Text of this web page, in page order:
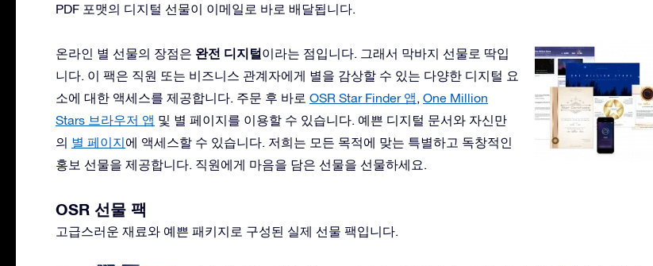
PDF 포맷의 디지털 선물이 이메일로 바로 배달됩니다.
온라인 별 선물의 장점은 완전 디지털이라는 점입니다. 그래서 막바지 선물로 딱입
니다. 이 팩은 직원 또는 비즈니스 관계자에게 별을 감상할 수 있는 다양한 디지털 요
소에 대한 액세스를 제공합니다. 주문 후 바로 OSR Star Finder 앱, One Million
Stars 브라우저 앱 및 별 페이지를 이용할 수 있습니다. 예쁜 디지털 문서와 자신만
의 별 페이지에 액세스할 수 있습니다. 저희는 모든 목적에 맞는 특별하고 독창적인
홍보 선물을 제공합니다. 직원에게 마음을 담은 선물을 선물하세요.
OSR 선물 팩
고급스러운 재료와 예쁜 패키지로 구성된 실제 선물 팩입니다.